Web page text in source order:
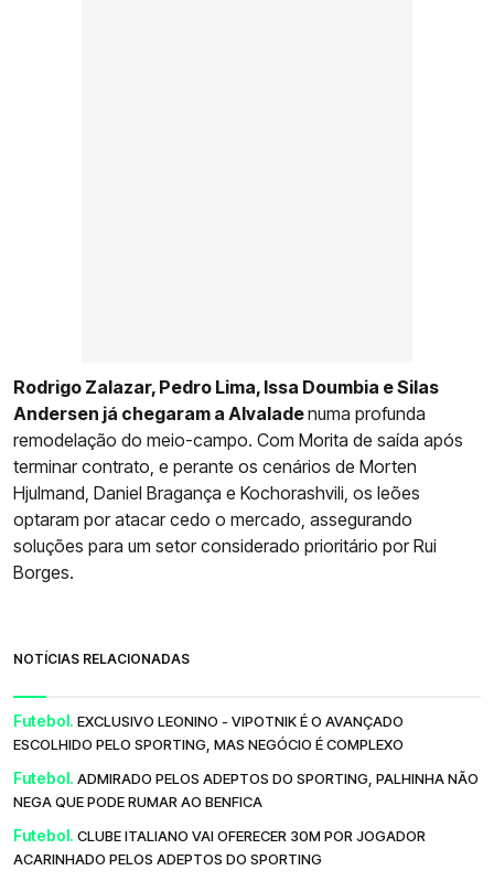
Rodrigo Zalazar, Pedro Lima, Issa Doumbia e Silas
Andersen já chegaram a Alvaladenuma profunda
remodelação do meio-campo. Com Morita de saída após
terminar contrato, e perante os cenários de Morten
Hjulmand, Daniel Bragança e Kochorashvili, os leões
optaram por atacar cedo o mercado, assegurando
soluções para um setor considerado prioritário por Rui
Borges.
NOTÍCIAS RELACIONADAS
Futebol. EXCLUSIVO LEONINO - VIPOTNIK É O AVANÇADO
ESCOLHIDO PELO SPORTING, MAS NEGÓCIO É COMPLEXO
Futebol. ADMIRADO PELOS ADEPTOS DO SPORTING, PALHINHA NÃO
NEGA QUE PODE RUMAR AO BENFICA
Futebol. CLUBE ITALIANO VAI OFERECER 30M POR JOGADOR
ACARINHADO PELOS ADEPTOS DO SPORTING